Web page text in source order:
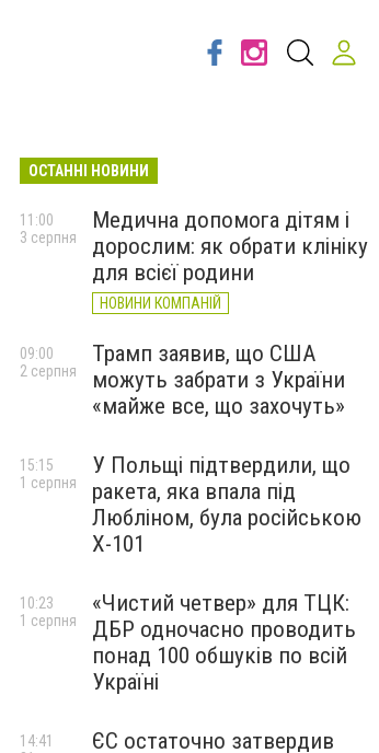
ОСТАННІ НОВИНИ
Медична допомога дітям і
дорослим: як обрати клініку
для всієї родини
НОВИНИ КОМПАНІЙ
11:00
3 серпня
Трамп заявив, що США
можуть забрати з України
«майже все, що захочуть»
09:00
2 серпня
У Польщі підтвердили, що
ракета, яка впала під
Любліном, була російською
Х-101
15:15
1 серпня
«Чистий четвер» для ТЦК:
ДБР одночасно проводить
понад 100 обшуків по всій
Україні
10:23
1 серпня
ЄС остаточно затвердив
14:41